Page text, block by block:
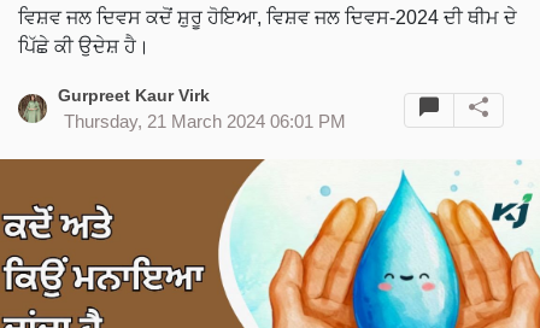
ਵਿਸ਼ਵ ਜਲ ਦਿਵਸ ਕਦੋਂ ਸ਼ੁਰੂ ਹੋਇਆ, ਵਿਸ਼ਵ ਜਲ ਦਿਵਸ-2024 ਦੀ ਥੀਮ ਦੇ
ਪਿੱਛੇ ਕੀ ਉਦੇਸ਼ ਹੈ।
Gurpreet Kaur Virk
Thursday, 21 March 2024 06:01 PM